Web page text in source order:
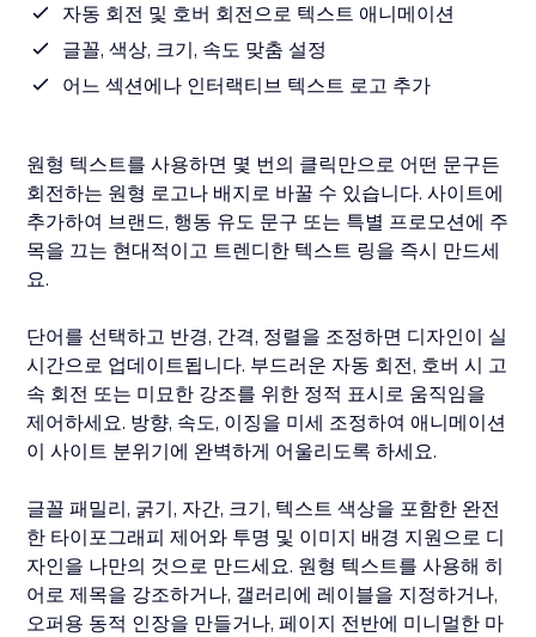
자동 회전 및 호버 회전으로 텍스트 애니메이션
글꼴, 색상, 크기, 속도 맞춤 설정
어느 섹션에나 인터랙티브 텍스트 로고 추가
원형 텍스트를 사용하면 몇 번의 클릭만으로 어떤 문구든
회전하는 원형 로고나 배지로 바꿀 수 있습니다. 사이트에
추가하여 브랜드, 행동 유도 문구 또는 특별 프로모션에 주
목을 끄는 현대적이고 트렌디한 텍스트 링을 즉시 만드세
요.
단어를 선택하고 반경, 간격, 정렬을 조정하면 디자인이 실
시간으로 업데이트됩니다. 부드러운 자동 회전, 호버 시 고
속 회전 또는 미묘한 강조를 위한 정적 표시로 움직임을
제어하세요. 방향, 속도, 이징을 미세 조정하여 애니메이션
이 사이트 분위기에 완벽하게 어울리도록 하세요.
글꼴 패밀리, 굵기, 자간, 크기, 텍스트 색상을 포함한 완전
한 타이포그래피 제어와 투명 및 이미지 배경 지원으로 디
자인을 나만의 것으로 만드세요. 원형 텍스트를 사용해 히
어로 제목을 강조하거나, 갤러리에 레이블을 지정하거나,
오퍼용 동적 인장을 만들거나, 페이지 전반에 미니멀한 마